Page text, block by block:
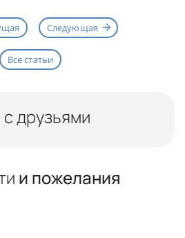
Следующая
Все статьи
с друзьями
и пожелания